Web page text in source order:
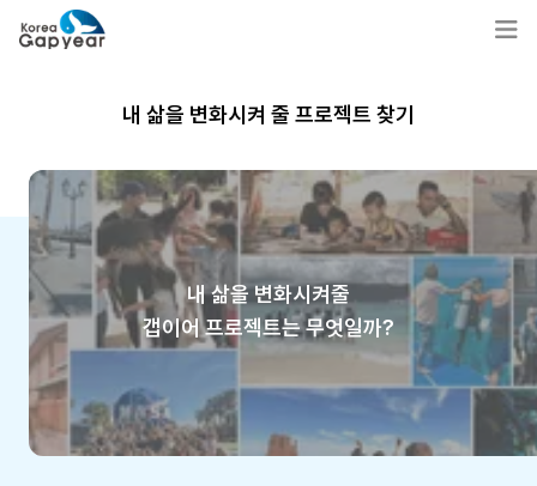
내 삶을 변화시켜 줄 프로젝트 찾기
내 삶을 변화시켜줄
갭이어 프로젝트는 무엇일까?